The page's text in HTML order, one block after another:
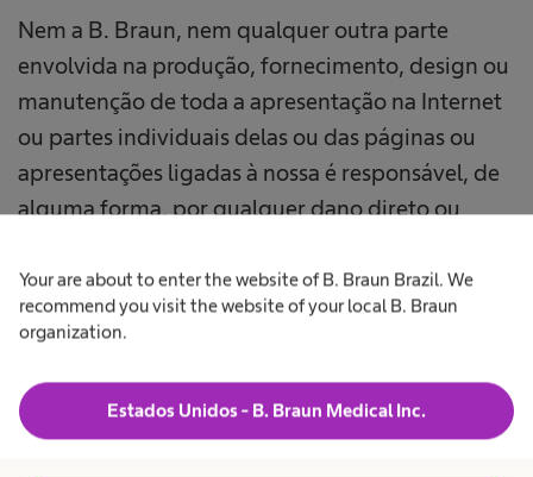
Your are about to enter the website of B. Braun Brazil. We
recommend you visit the website of your local B. Braun
organization.
Estados Unidos - B. Braun Medical Inc.
Nem a B. Braun, nem qualquer outra parte
envolvida na produção, fornecimento, design ou
manutenção de toda a apresentação na Internet
ou partes individuais delas ou das páginas ou
apresentações ligadas à nossa é responsável, de
alguma forma, por qualquer dano direto ou
ocorrer como resultado do acesso, uso ou
incapacidade de usar a página da B. Braun na
internet ou as apresentações de informações a
que está vinculada. Antes de usar ou aplicar
nossos produtos, as informações do usuário